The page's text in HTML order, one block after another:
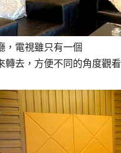
，電視雖只有一個
轉去，方便不同的角度觀看